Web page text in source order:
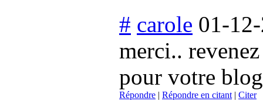
# carole 01-
merci..
pour votre
Répondre | Répondre en citant| Citer